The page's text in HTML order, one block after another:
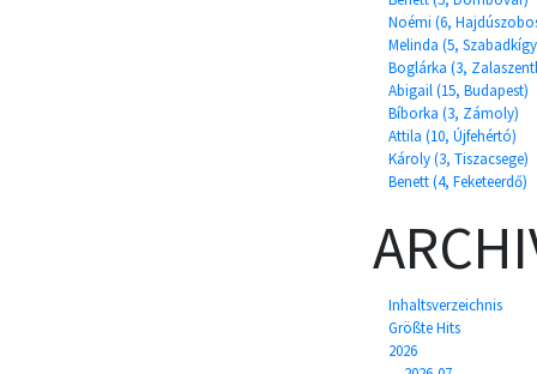
Noémi (6,
Melinda (5,
Boglárka (3,
Abigail (15, Budapest)
Bíborka (3, Zámoly)
Attila (10, Újfehértó)
Károly (3, Tiszacsege)
Benett (4, Feketeerdő)
Inhaltsverzeichnis
Größte Hits
2026